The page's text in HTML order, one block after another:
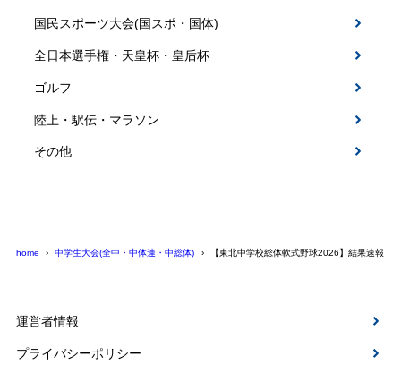
国民スポーツ大会(国スポ・国体)
全日本選手権・天皇杯・皇后杯
ゴルフ
陸上・駅伝・マラソン
その他
home 中学生大会(全中・中体連・中総体) 【東北中学校総体軟式野球2026】結果速報、
運営者情報
プライバシーポリシー